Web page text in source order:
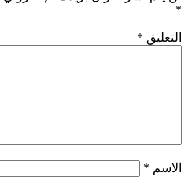
*
التعليق *
الاسم *